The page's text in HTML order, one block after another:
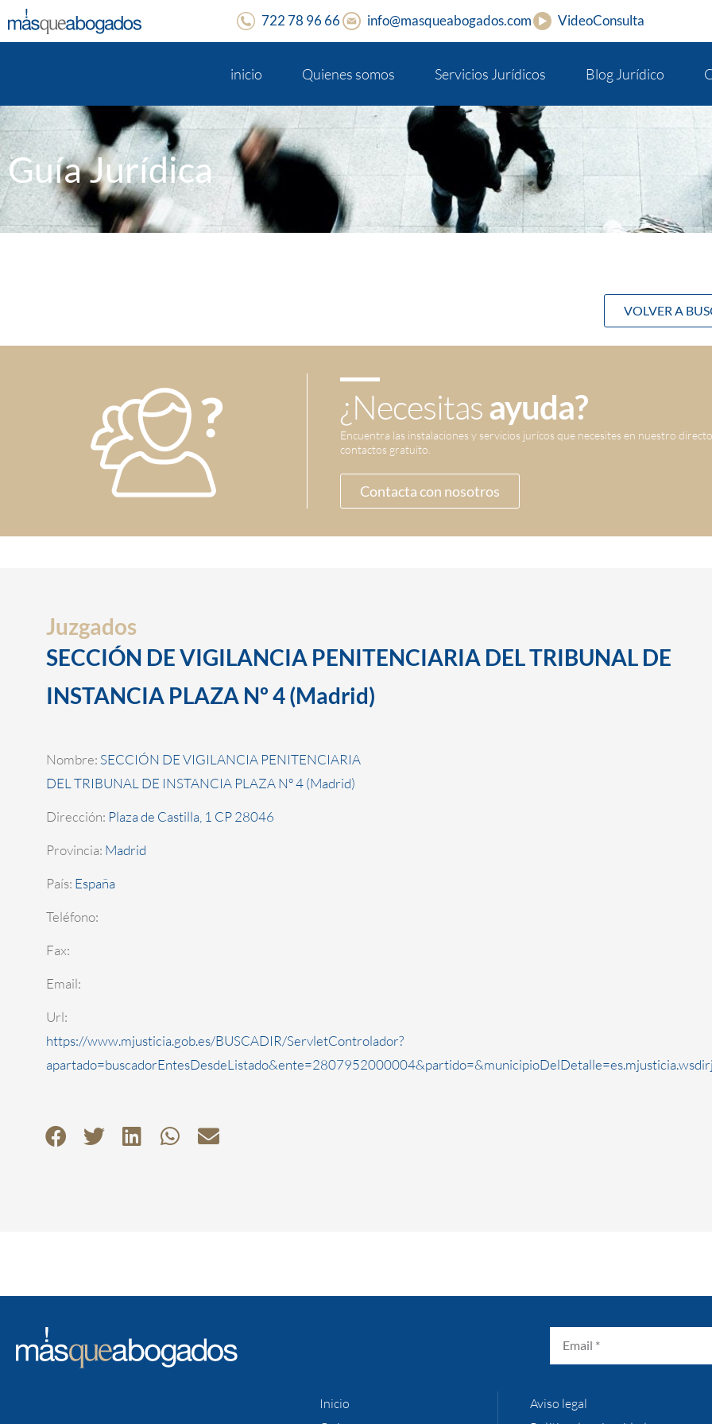
722 78 96 66 info@masqueabogados.com VideoConsulta
inicio Quienes somos Servicios Jurídicos Blog Jurídico
Guía Jurídica
VOLVER A
¿Necesitasayuda?
Encuentra las instalaciones y servicios jurícos que necesites en nuestro
contactos gratuito.
Contacta con nosotros
Juzgados
SECCIÓN DE VIGILANCIA PENITENCIARIA DEL TRIBUNAL DE
INSTANCIA PLAZA Nº 4 (Madrid)
Nombre: SECCIÓN DE VIGILANCIA PENITENCIARIA
DEL TRIBUNAL DE INSTANCIA PLAZA Nº 4 (Madrid)
Dirección: Plaza de Castilla, 1 CP 28046
Provincia: Madrid
País: España
Teléfono:
Fax:
Email:
Url:
https://www.mjusticia.gob.es/BUSCADIR/ServletControlador?
Inicio
Aviso legal